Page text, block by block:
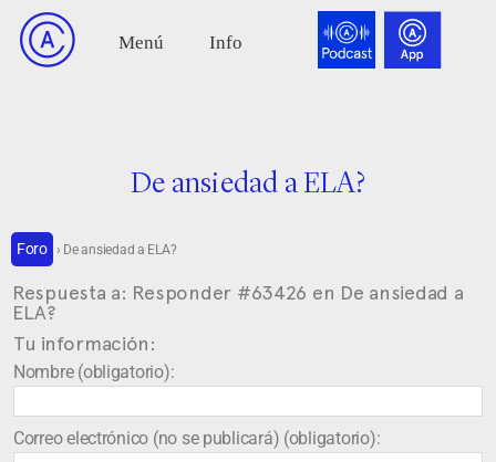
De ansiedad a ELA?
Foro › De ansiedad a ELA?
Respuesta a: Responder #63426 en De ansiedad a
ELA?
Tu información:
Nombre (obligatorio):
Correo electrónico (no se publicará) (obligatorio):